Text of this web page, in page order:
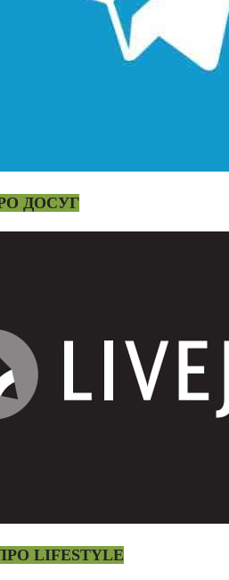
ДОСУГ
LIFESTYLE